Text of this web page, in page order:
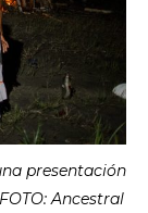
presentación
Ancestral